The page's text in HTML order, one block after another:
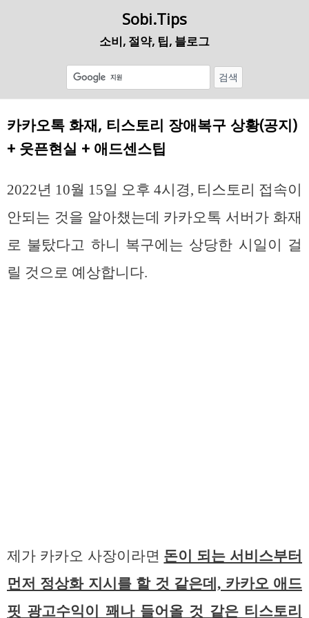
Sobi.Tips
소비, 절약, 팁, 블로그
카카오톡 화재, 티스토리 장애복구 상황(공지)
+ 웃픈현실 + 애드센스팁
2022년 10월 15일 오후 4시경, 티스토리 접속이
안되는 것을 알아챘는데 카카오톡 서버가 화재
로 불탔다고 하니 복구에는 상당한 시일이 걸
릴 것으로 예상합니다.
제가 카카오 사장이라면 돈이 되는 서비스부터
먼저 정상화 지시를 할 것 같은데, 카카오 애드
핏 광고수익이 꽤나 들어올 것 같은 티스토리